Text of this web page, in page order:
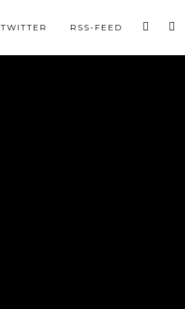
TWITTER RSS-FEED